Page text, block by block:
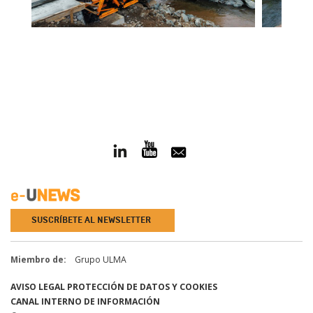
SUSCRÍBETE AL NEWSLETTER
Miembro de: Grupo ULMA
AVISO LEGAL PROTECCIÓN DE DATOS Y COOKIES
CANAL INTERNO DE INFORMACIÓN